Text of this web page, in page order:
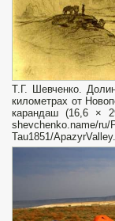
Т.Г. Шевченко.
километрах от
карандаш (16,6 ×
shevchenko.name/ru/
Tau1851/